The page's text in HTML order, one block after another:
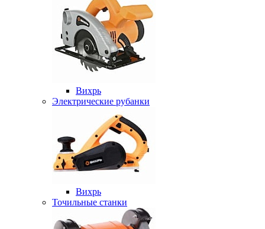
Вихрь
Электрические рубанки
Вихрь
Точильные станки